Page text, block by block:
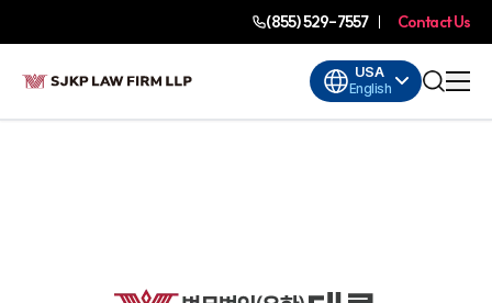
(855) 529-7557 Contact Us
USA
English